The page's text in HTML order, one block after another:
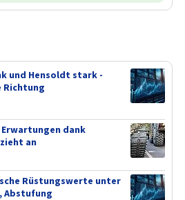
und Hensoldt stark -
Richtung
Erwartungen dank
an
Rüstungswerte unter
Abstufung